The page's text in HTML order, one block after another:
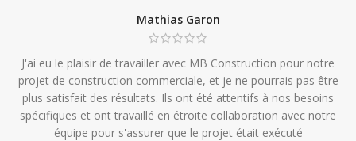
Mathias Garon
J'ai eu le plaisir de travailler avec MB Construction pour notre
projet de construction commerciale, et je ne pourrais pas être
plus satisfait des résultats. Ils ont été attentifs à nos besoins
spécifiques et ont travaillé en étroite collaboration avec notre
équipe pour s'assurer que le projet était exécuté